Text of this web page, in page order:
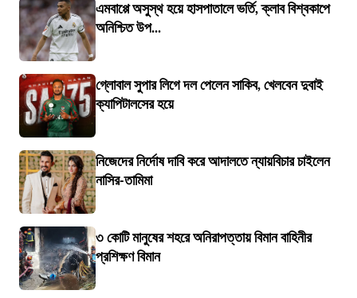
এমবাপ্পে অসুস্থ হয়ে হাসপাতালে ভর্তি, ক্লাব বিশ্বকাপে
অনিশ্চিত উপ...
গ্লোবাল সুপার লিগে দল পেলেন সাকিব, খেলবেন দুবাই
ক্যাপিটালসের হয়ে
নিজেদের নির্দোষ দাবি করে আদালতে ন্যায়বিচার চাইলেন
নাসির-তামিমা
৩ কোটি মানুষের শহরে অনিরাপত্তায় বিমান বাহিনীর
প্রশিক্ষণ বিমান